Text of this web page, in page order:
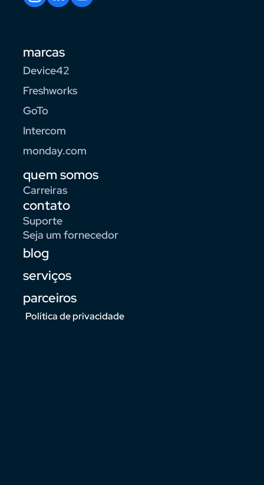
marcas
Device42
Freshworks
GoTo
Intercom
monday.com
quem somos
Carreiras
contato
Suporte
Seja um fornecedor
blog
serviços
parceiros
Política de privacidade